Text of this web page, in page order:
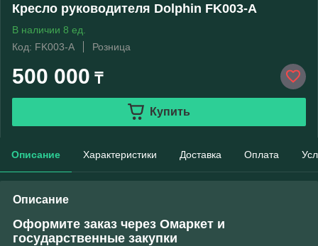
Кресло руководителя Dolphin FK003-A
В наличии 8 ед.
Код: FK003-A
Розница
500 000 ₸
Купить
Описание Характеристики Доставка Оплата
Описание
Оформите заказ через Омаркет и
государственные закупки